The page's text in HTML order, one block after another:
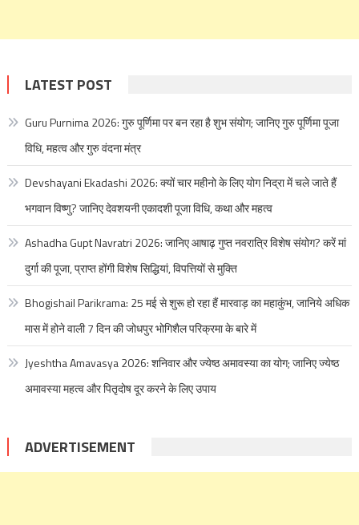
LATEST POST
Guru Purnima 2026: गुरु पूर्णिमा पर बन रहा है शुभ संयोग; जानिए गुरु पूर्णिमा पूजा
विधि, महत्व और गुरु वंदना मंत्र
Devshayani Ekadashi 2026: क्यों चार महीनो के लिए योग निद्रा में चले जाते हैं
भगवान विष्णु? जानिए देवशयनी एकादशी पूजा विधि, कथा और महत्व
Ashadha Gupt Navratri 2026: जानिए आषाढ़ गुप्त नवरात्रि विशेष संयोग? करें मां
दुर्गा की पूजा, प्राप्त होंगी विशेष सिद्धियां, विपत्तियों से मुक्ति
Bhogishail Parikrama: 25 मई से शुरू हो रहा हैं मारवाड़ का महाकुंभ, जानिये अधिक
मास में होने वाली 7 दिन की जोधपुर भोगिशैल परिक्रमा के बारे में
Jyeshtha Amavasya 2026: शनिवार और ज्येष्ठ अमावस्या का योग; जानिए ज्येष्ठ
अमावस्या महत्व और पितृदोष दूर करने के लिए उपाय
ADVERTISEMENT